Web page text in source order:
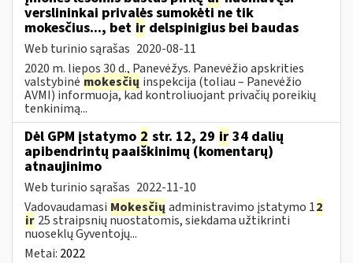
verslininkai privalės sumokėti ne tik
mokesčius..., bet ir delspinigius bei baudas
Web turinio sąrašas 2020-08-11
2020 m. liepos 30 d., Panevėžys. Panevėžio apskrities
valstybinė mokesčių inspekcija (toliau – Panevėžio
AVMI) informuoja, kad kontroliuojant privačių poreikių
tenkinimą...
Dėl GPM įstatymo 2 str. 12, 29 ir 34 dalių
apibendrintų paaiškinimų (komentarų)
atnaujinimo
Web turinio sąrašas 2022-11-10
Vadovaudamasi Mokesčių administravimo įstatymo 12
ir 25 straipsnių nuostatomis, siekdama užtikrinti
nuoseklų Gyventojų...
Metai: 2022